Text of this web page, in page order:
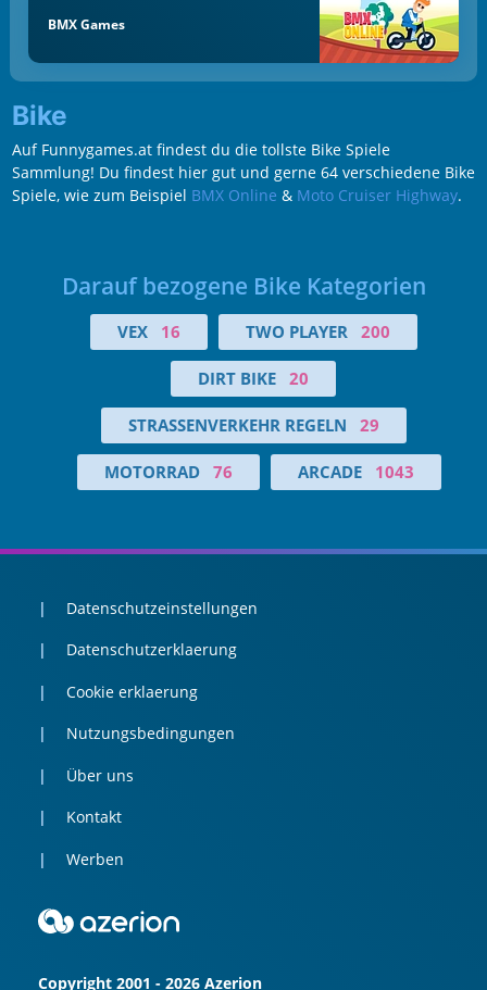
BMX Games
Bike
Auf Funnygames.at findest du die tollste Bike Spiele
Sammlung! Du findest hier gut und gerne 64 verschiedene Bike
Spiele, wie zum Beispiel BMX Online & Moto Cruiser Highway.
Darauf bezogene Bike Kategorien
VEX 16 TWO PLAYER 200
DIRT BIKE 20
STRASSENVERKEHR REGELN 29
MOTORRAD 76 ARCADE 1043
Datenschutzeinstellungen
Datenschutzerklaerung
Cookie erklaerung
Nutzungsbedingungen
Über uns
Kontakt
Werben
Copyright 2001 - 2026 Azerion